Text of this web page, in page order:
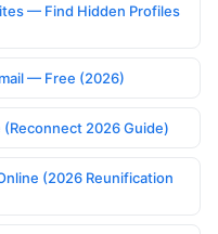
— Find Hidden Profiles
— Free (2026)
2026 Guide)
(2026 Reunification